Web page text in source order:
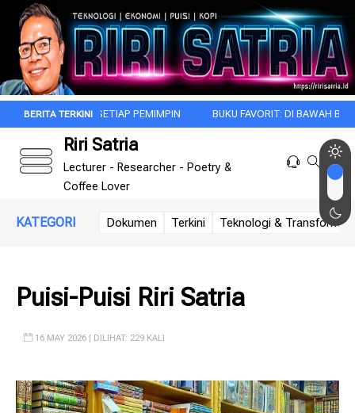
SETIAP PEMIMPIN BUKU FAVORIT: DI BAWAH BENDERA REVOLUSI
Riri Satria
Lecturer - Researcher - Poetry &
Coffee Lover
KATEGORI Dokumen Terkini Teknologi &
Puisi-Puisi Riri Satria
16 MAY 2026 | DILIHAT: 229 KALI